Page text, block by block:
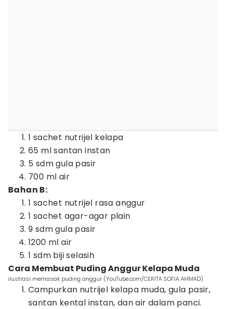
1 sachet nutrijel kelapa
65 ml santan instan
5 sdm gula pasir
700 ml air
Bahan B:
1 sachet nutrijel rasa anggur
1 sachet agar-agar plain
9 sdm gula pasir
1200 ml air
1 sdm biji selasih
Cara Membuat Puding Anggur Kelapa Muda
ilustrasi memasak puding anggur (YouTube.com/CERITA SOFIA AHMAD)
Campurkan nutrijel kelapa muda, gula pasir,
santan kental instan, dan air dalam panci.